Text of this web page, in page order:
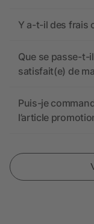
Y a-t-il des frais
Que se passe-t-
satisfait(e) de
Puis-je
l’article